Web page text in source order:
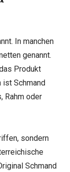
In manchen
genannt.
Produkt
Schmand
Rahm oder
sondern
Schmand